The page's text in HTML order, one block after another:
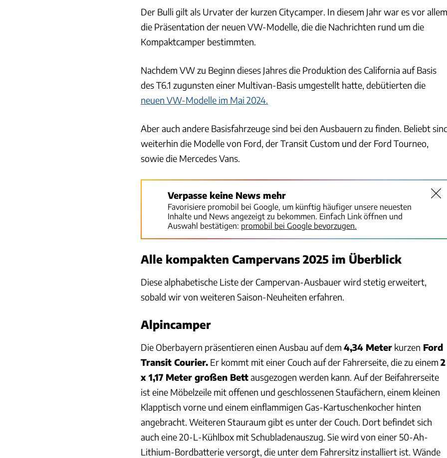
Der Bulli gilt als Urvater der kurzen Citycamper. In diesem Jahr war es vor allem
die Präsentation der neuen VW-Modelle, die die Nachrichten rund um die
Kompaktcamper bestimmten.
Nachdem VW zu Beginn dieses Jahres die Produktion des California auf Basis
des T6.1 zugunsten einer Multivan-Basis umgestellt hatte, debütierten die
neuen VW-Modelle im Mai 2024.
Aber auch andere Basisfahrzeuge sind bei den Ausbauern zu finden. Beliebt
weiterhin die Modelle von Ford, der Transit Custom und der Ford Tourneo,
sowie die Mercedes Vans.
Verpasse keine News mehr
Favorisiere promobil bei Google, um künftig häufiger unsere neuesten
Inhalte und News angezeigt zu bekommen. Einfach Link öffnen und
Auswahl bestätigen: promobil bei Google bevorzugen.
Alle kompakten Campervans 2025 im Überblick
Diese alphabetische Liste der Campervan-Ausbauer wird stetig erweitert,
sobald wir von weiteren Saison-Neuheiten erfahren.
Alpincamper
Die Oberbayern präsentieren einen Ausbau auf dem 4,34 Meter kurzen Ford
Transit Courier. Er kommt mit einer Couch auf der Fahrerseite, die zu einem 2
x 1,17 Meter großen Bettausgezogen werden kann. Auf der Beifahrerseite
ist eine Möbelzeile mit offenen und geschlossenen Staufächern, einem kleinen
Klapptisch vorne und einem einflammigen Gas-Kartuschenkocher hinten
angebracht. Weiteren Stauraum gibt es unter der Couch. Dort befindet sich
auch eine 20-L-Kühlbox mit Schubladenauszug. Sie wird von einer 50-Ah-
Lithium-Bordbatterie versorgt, die unter dem Fahrersitz installiert ist. Wände